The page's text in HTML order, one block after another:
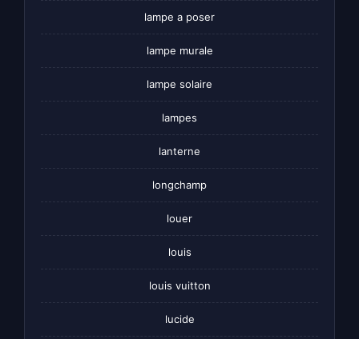
lampe a poser
lampe murale
lampe solaire
lampes
lanterne
longchamp
louer
louis
louis vuitton
lucide